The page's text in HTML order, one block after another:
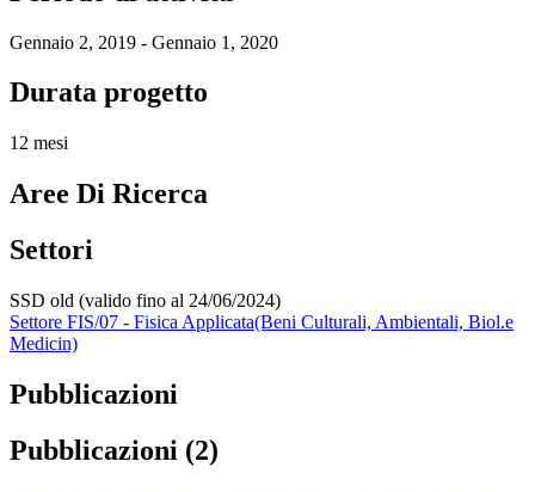
Gennaio 2, 2019 - Gennaio 1, 2020
Durata progetto
12 mesi
Aree Di Ricerca
Settori
SSD old (valido fino al 24/06/2024)
Settore FIS/07 - Fisica Applicata(Beni Culturali, Ambientali, Biol.e
Medicin)
Pubblicazioni
Pubblicazioni (2)